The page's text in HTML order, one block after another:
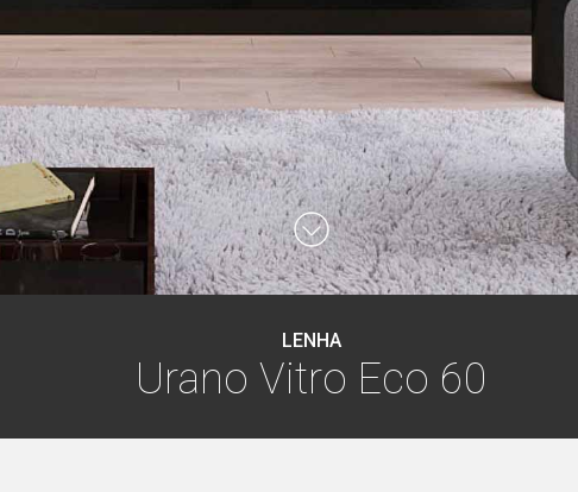
LENHA
Urano Vitro Eco 60